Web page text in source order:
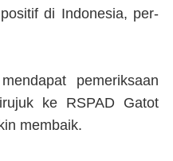
di Indonesia, per-
pemeriksaan
ke RSPAD Gatot
membaik.